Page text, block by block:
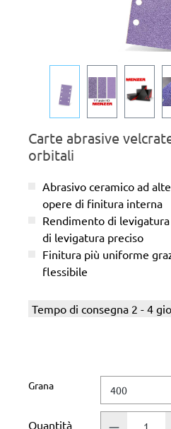
Carte abrasive
orbitali
Abrasivo ceramico ad
opere di finitura interna
Rendimento di
di levigatura preciso
Finitura più uniforme
flessibile
Tempo di consegna 2 - 4
Seleziona
Grana
Quantità